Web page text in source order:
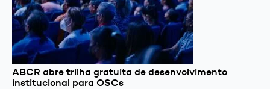
ABCR abre trilha gratuita de desenvolvimento
institucional para OSCs